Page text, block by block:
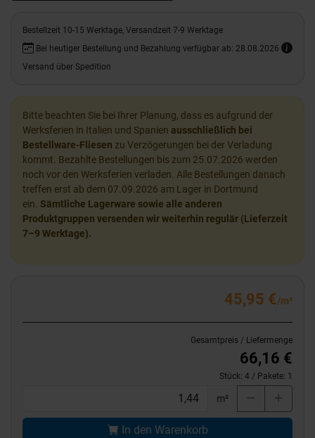
Bestellzeit 10-15 Werktage, Versandzeit 7-9 Werktage
Bei heutiger Bestellung und Bezahlung verfügbar ab: 28.08.2026
Versand über Spedition
Bitte beachten Sie bei Ihrer Planung, dass es aufgrund der
Werksferien in Italien und Spanien ausschließlich bei
Bestellware-Fliesen zu Verzögerungen bei der Verladung
kommt. Bezahlte Bestellungen bis zum 25.07.2026 werden
noch vor den Werksferien verladen. Alle Bestellungen danach
treffen erst ab dem 07.09.2026 am Lager in Dortmund
ein. Sämtliche Lagerware sowie alle anderen
Produktgruppen versenden wir weiterhin regulär (Lieferzeit
7–9 Werktage).
45,95 €/m²
Gesamtpreis / Liefermenge
66,16 €
Stück: 4 / Pakete: 1
m²
In den Warenkorb